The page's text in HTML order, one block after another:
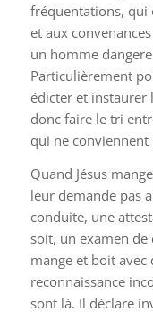
fréquentations, qui
et aux
un homme
Particulièrement
édicter et instaurer
donc faire le tri
qui ne conviennent
Quand Jésus
leur demande pas
conduite, une
soit, un examen de
mange et boit avec
reconnaissance
sont là. Il déclare